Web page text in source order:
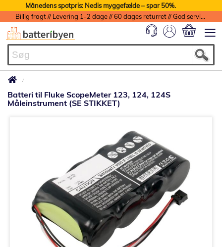
Månedens spotpris: Nedis myggefælde – spar 50%.
Billig fragt // Levering 1-2 dage // 60 dages returret // God service med garanti
Batteri til Fluke ScopeMeter 123, 124, 124S
Måleinstrument (SE STIKKET)